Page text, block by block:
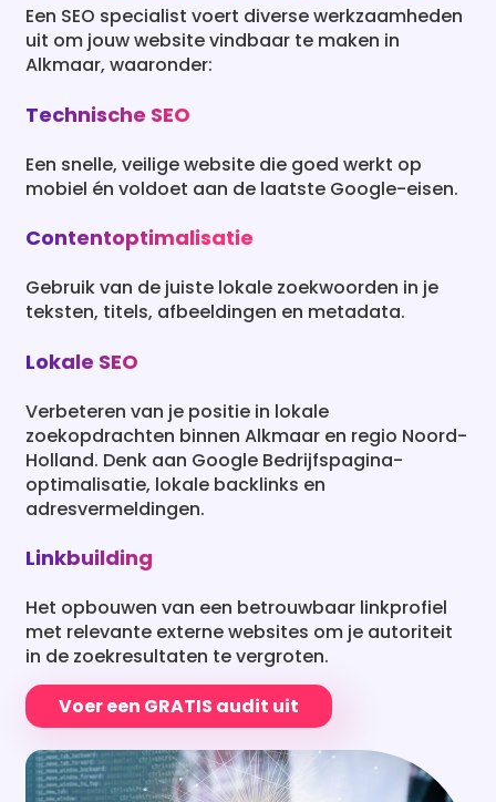
Een SEO specialist voert diverse werkzaamheden
uit om jouw website vindbaar te maken in
Alkmaar, waaronder:
Technische SEO
Een snelle, veilige website die goed werkt op
mobiel én voldoet aan de laatste Google-eisen.
Contentoptimalisatie
Gebruik van de juiste lokale zoekwoorden in je
teksten, titels, afbeeldingen en metadata.
Lokale SEO
Verbeteren van je positie in lokale
zoekopdrachten binnen Alkmaar en regio Noord-
Holland. Denk aan Google Bedrijfspagina-
optimalisatie, lokale backlinks en
adresvermeldingen.
Linkbuilding
Het opbouwen van een betrouwbaar linkprofiel
met relevante externe websites om je autoriteit
in de zoekresultaten te vergroten.
Voer een GRATIS audit uit